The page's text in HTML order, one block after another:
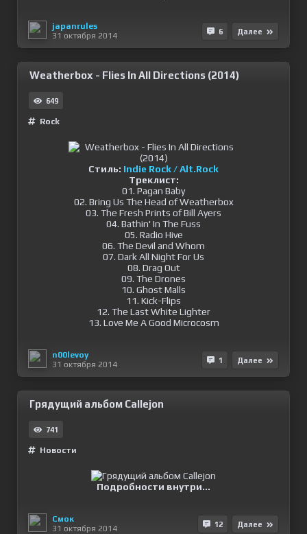
japanrules
31 октября 2014
6 Далее
Weatherbox - Flies In All Directions (2014)
649
Rock
Стиль: Indie Rock / Alt.Rock
Треклист:
01. Pagan Baby
02. Bring Us The Head of Weatherbox
03. The Fresh Prints of Bill Ayers
04. Bathin' In The Fuss
05. Radio Hive
06. The Devil and Whom
07. Dark All Night For Us
08. Drag Out
09. The Drones
10. Ghost Malls
11. Kick-Flips
12. The Last White Lighter
13. Love Me A Good Microcosm
n00levoy
31 октября 2014
1 Далее
Грядущий альбом Callejon
741
Новости
Подробности внутри...
Смок
31 октября 2014
12 Далее